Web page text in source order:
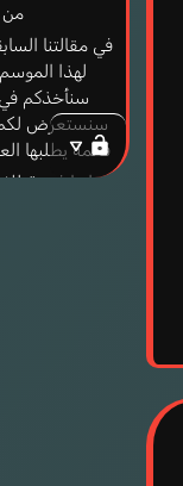
من
لهذا
سنأخذكم في
قائمة يطلبها
إنها فرصة